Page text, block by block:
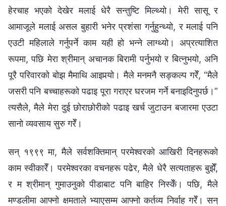
हेरचाह भएको देखेर मलाई धेरै सन्तुष्टि मिल्थ्यो। मेरी सासू र
आमाजूले मलाई असल बुहारी भनेर प्रशंसा गर्नुहुन्थ्यो, र मलाई पनि
एउटी महिलाले गर्नुपर्ने काम यही हो भन्ने लाग्थ्यो। अप्रत्याशित
रूपमा, पछि मेरा श्रीमान् अचानक बिरामी पर्नुभयो र बित्नुभयो, अनि
पूरै परिवारको बोझ मैमाथि आइपर्‍यो। मैले मनमनै सङ्कल्प गरेँ, “मैले
जसरी पनि बच्चाहरूको पढाइ पूरा गराएर घरजम गर्ने बनाइदिनुपर्छ।”
त्यसैले, मैले मेरा दुई छोराछोरीको पढाइ खर्च जुटाउन बजारमा एउटा
सानो व्यवसाय सुरु गरेँ।
सन् १९९९ मा, मैले सर्वशक्तिमान्‌ परमेश्‍वरको आखिरी दिनहरूको
काम स्वीकारेँ। परमेश्‍वरका वचनहरू पढेर, मैले धेरै सत्यताहरू बुझेँ,
र म श्रीमान् गुमाउनुको पीडाबाट पनि बाहिर निस्केँ। पछि, मैले
मण्डलीमा आफ्नो क्षमताले भ्याएसम्म आफ्नो कर्तव्य निर्वाह गरेँ। सन्